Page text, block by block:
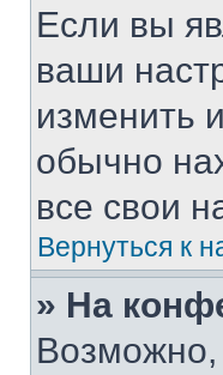
Если вы
ваши
изменить
обычно
все свои
Вернуться к
» На
Возможно,